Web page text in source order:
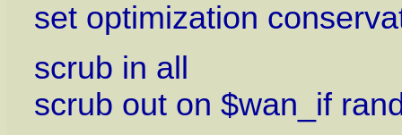
set optimization
scrub in all
scrub out on $wan_if